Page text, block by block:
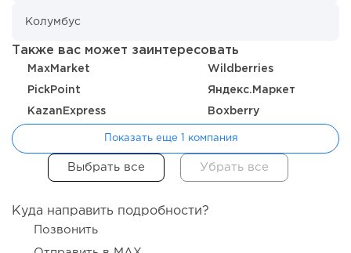
151
Отзыв SSL-сертификатов у банков: как это влияет на
Также вас может заинтересовать
MaxMarket Wildberries
PickPoint Яндекс.Маркет
KazanExpress Boxberry
Показать еще 1 компания
Куда направить подробности?
Позвонить